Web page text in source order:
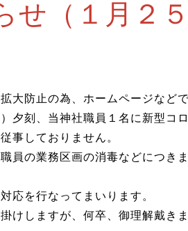
（１月２５
大防止の為、ホームページな
夕刻、当神社職員１名に新型コ
事しておりません。
員の業務区画の消毒などにつき
応を行なってまいります。
けしますが、何卒、御理解戴き